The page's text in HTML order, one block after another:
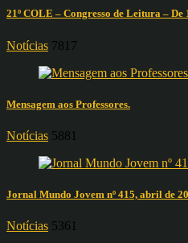
21º COLE – Congresso de Leitura – De
Notícias 7817
Mensagem aos Professores.
Notícias 5881
Jornal Mundo Jovem nº 415, abril de
Notícias 5361